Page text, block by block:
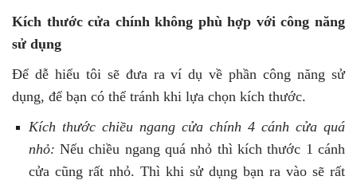
Kích thước cửa chính không phù hợp với công năng
sử dụng
Để dễ hiểu tôi sẽ đưa ra ví dụ về phần công năng sử
dụng, để bạn có thể tránh khi lựa chọn kích thước.
Kích thước chiều ngang cửa chính 4 cánh cửa quá
nhỏ: Nếu chiều ngang quá nhỏ thì kích thước 1 cánh
cửa cũng rất nhỏ. Thì khi sử dụng bạn ra vào sẽ rất